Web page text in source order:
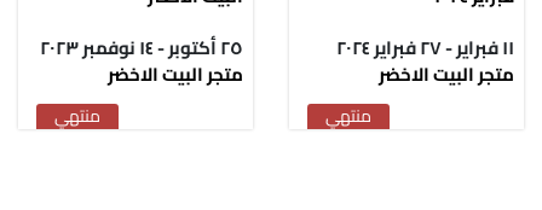
١١ فبراير - ٢٧ فبراير ٢٠٢٤
متجر البيت الاخضر
منتهي
٢٥ أكتوبر - ١٤ نوفمبر ٢٠٢٣
متجر البيت الاخضر
منتهي